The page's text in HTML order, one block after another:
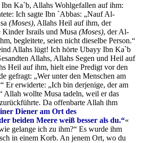
Ka`b, Allahs Wohlgefallen auf ihm:
Ich sagte Ibn `Abbas: „Nauf Al-
(Moses), Allahs Heil auf ihm, der
Israils und Musa (Moses), der Al-
begleitete, seien nicht dieselbe Person.“
Allahs lügt! Ich hörte Ubayy Ibn Ka`b
Allahs, Allahs Segen und Heil auf
Heil auf ihm, hielt eine Predigt vor den
gefragt: „Wer unter den Menschen am
Er erwiderte: „Ich bin derjenige, der am
Allah wollte Musa tadeln, weil er das
Da offenbarte Allah ihm
Diener am Ort des
beiden Meere weiß besser als du.“«
gelange ich zu ihm?“ Es wurde ihm
in einem Korb. An jenem Ort, wo du